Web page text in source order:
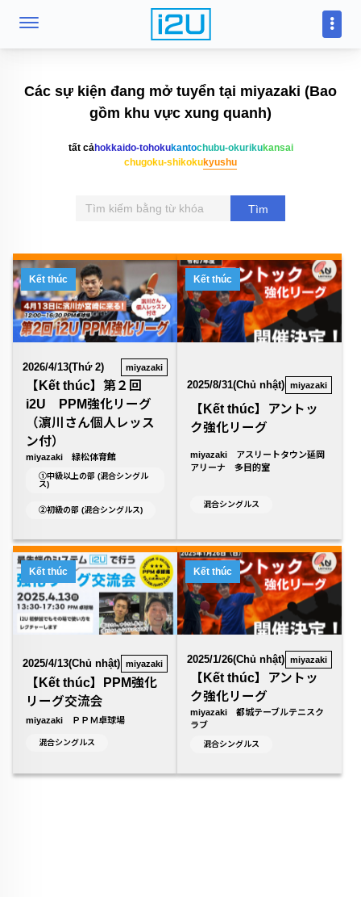
Các sự kiện đang mở tuyển tại miyazaki (Bao
gồm khu vực xung quanh)
tất cảhokkaido-tohokukantochubu-okurikukansai
chugoku-shikokukyushu
Tìm
Kết thúc
2026/4/13(Thứ 2) miyazaki
【Kết thúc】第２回
i2U PPM強化リーグ
（濵川さん個人レッス
ン付）
miyazaki 緑松体育館
①中級以上の部 (混合シングル
ス)
②初級の部 (混合シングルス)
Kết thúc
2025/8/31(Chủ nhật) miyazaki
【Kết thúc】アントッ
ク強化リーグ
miyazaki アスリートタウン延岡
アリーナ 多目的室
混合シングルス
Kết thúc
2025/4/13(Chủ nhật) miyazaki
【Kết thúc】PPM強化
リーグ交流会
miyazaki ＰＰＭ卓球場
混合シングルス
Kết thúc
2025/1/26(Chủ nhật) miyazaki
【Kết thúc】アントッ
ク強化リーグ
miyazaki 都城テーブルテニスク
ラブ
混合シングルス